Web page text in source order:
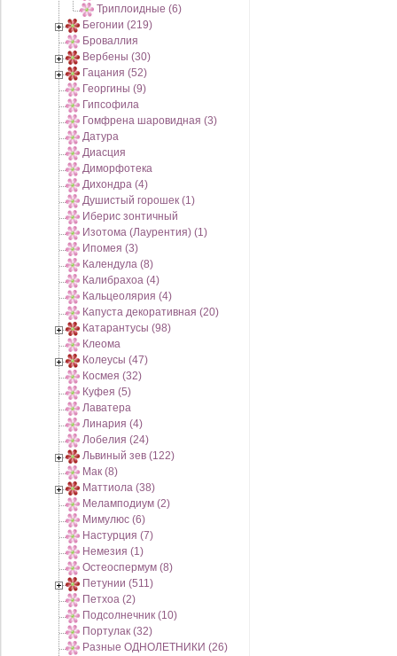
Триплоидные (6)
Бегонии (219)
Броваллия
Вербены (30)
Гацания (52)
Георгины (9)
Гипсофила
Гомфрена шаровидная (3)
Датура
Диасция
Диморфотека
Дихондра (4)
Душистый горошек (1)
Иберис зонтичный
Изотома (Лаурентия) (1)
Ипомея (3)
Календула (8)
Калибрахоа (4)
Кальцеолярия (4)
Капуста декоративная (20)
Катарантусы (98)
Клеома
Колеусы (47)
Космея (32)
Куфея (5)
Лаватера
Линария (4)
Лобелия (24)
Львиный зев (122)
Мак (8)
Маттиола (38)
Меламподиум (2)
Мимулюс (6)
Настурция (7)
Немезия (1)
Остеоспермум (8)
Петунии (511)
Петхоа (2)
Подсолнечник (10)
Портулак (32)
Разные ОДНОЛЕТНИКИ (26)